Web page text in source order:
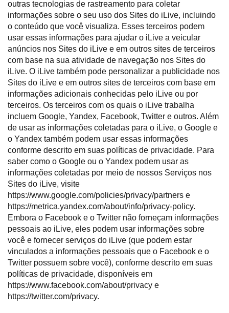
outras tecnologias de rastreamento para coletar
informações sobre o seu uso dos Sites do iLive, incluindo
o conteúdo que você visualiza. Esses terceiros podem
usar essas informações para ajudar o iLive a veicular
anúncios nos Sites do iLive e em outros sites de terceiros
com base na sua atividade de navegação nos Sites do
iLive. O iLive também pode personalizar a publicidade nos
Sites do iLive e em outros sites de terceiros com base em
informações adicionais conhecidas pelo iLive ou por
terceiros. Os terceiros com os quais o iLive trabalha
incluem Google, Yandex, Facebook, Twitter e outros. Além
de usar as informações coletadas para o iLive, o Google e
o Yandex também podem usar essas informações
conforme descrito em suas políticas de privacidade. Para
saber como o Google ou o Yandex podem usar as
informações coletadas por meio de nossos Serviços nos
Sites do iLive, visite
https://www.google.com/policies/privacy/partners e
https://metrica.yandex.com/about/info/privacy-policy.
Embora o Facebook e o Twitter não forneçam informações
pessoais ao iLive, eles podem usar informações sobre
você e fornecer serviços do iLive (que podem estar
vinculados a informações pessoais que o Facebook e o
Twitter possuem sobre você), conforme descrito em suas
políticas de privacidade, disponíveis em
https://www.facebook.com/about/privacy e
https://twitter.com/privacy.